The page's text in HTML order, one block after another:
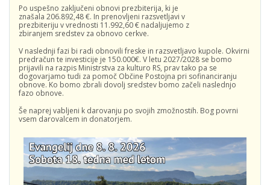
Po uspešno zaključeni obnovi prezbiterija, ki je
znašala 206.892,48 €. In prenovljeni razsvetljavi v
prezbiteriju v vrednosti 11.992,60 € nadaljujemo z
zbiranjem sredstev za obnovo cerkve.
V naslednji fazi bi radi obnovili freske in razsvetljavo kupole. Okvirni
predračun te investicije je 150.000€. V letu 2027/2028 se bomo
prijavili na razpis Ministrstva za kulturo RS, prav tako pa se
dogovarjamo tudi za pomoč Občine Postojna pri sofinanciranju
obnove. Ko bomo zbrali dovolj sredstev bomo začeli naslednjo
fazo obnove.
Še naprej vabljeni k darovanju po svojih zmožnostih. Bog povrni
vsem darovalcem in donatorjem.